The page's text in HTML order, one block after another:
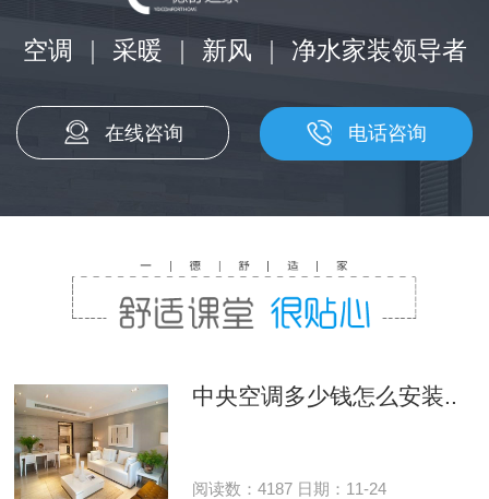
空调 采暖 新风 净水家装领导者
在线咨询 电话咨询
中央空调多少钱怎么安装..
阅读数：4187 日期：11-24